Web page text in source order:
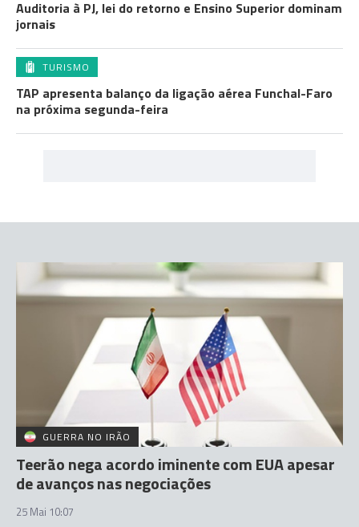
Auditoria à PJ, lei do retorno e Ensino Superior dominam
jornais
TURISMO
TAP apresenta balanço da ligação aérea Funchal-Faro
na próxima segunda-feira
GUERRA NO IRÃO
Teerão nega acordo iminente com EUA apesar
de avanços nas negociações
25 Mai 10:07